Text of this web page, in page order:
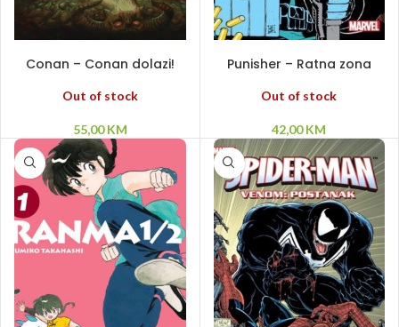
Conan – Conan dolazi!
Out of stock
55,00KM
Punisher – Ratna zona
Out of stock
42,00KM